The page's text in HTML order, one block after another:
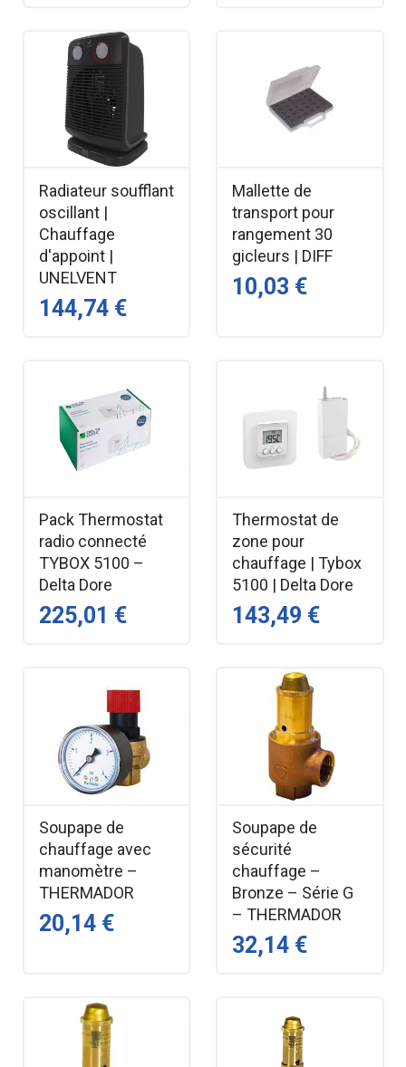
Radiateur soufflant
oscillant |
Chauffage
d'appoint |
UNELVENT
144,74 €
Mallette de
transport pour
rangement 30
gicleurs | DIFF
10,03 €
Pack Thermostat
radio connecté
TYBOX 5100 –
Delta Dore
225,01 €
Thermostat de
zone pour
chauffage | Tybox
5100 | Delta Dore
143,49 €
Soupape de
chauffage avec
manomètre –
THERMADOR
20,14 €
Soupape de
sécurité
chauffage –
Bronze – Série G
– THERMADOR
32,14 €